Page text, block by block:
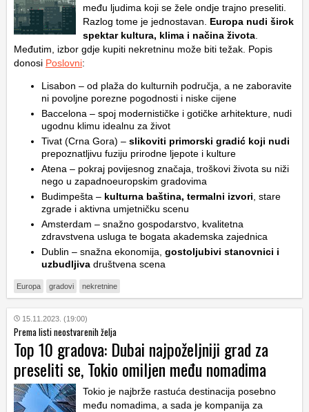
među ljudima koji se žele ondje trajno preseliti.
Razlog tome je jednostavan. Europa nudi širok
spektar kultura, klima i načina života
Međutim, izbor gdje kupiti nekretninu može biti težak. Popis
donosi Poslovni:
Lisabon – od plaža do kulturnih područja, a ne zaboravite
ni povoljne porezne pogodnosti i niske cijene
Baccelona – spoj modernističke i gotičke arhitekture, nudi
ugodnu klimu idealnu za život
Tivat (Crna Gora) – slikoviti primorski gradić koji nudi
prepoznatljivu fuziju prirodne ljepote i kulture
Atena – pokraj povijesnog značaja, troškovi života su niži
nego u zapadnoeuropskim gradovima
Budimpešta – kulturna baština, termalni izvori , stare
zgrade i aktivna umjetničku scenu
Amsterdam – snažno gospodarstvo, kvalitetna
zdravstvena usluga te bogata akademska zajednica
Dublin – snažna ekonomija, gostoljubivi stanovnici i
uzbudljiva društvena scena
Europa gradovi nekretnine
15.11.2023. (19:00)
Prema listi neostvarenih želja
Top 10 gradova: Dubai najpoželjniji grad za
preseliti se, Tokio omiljen među nomadima
Tokio je najbrže rastuća destinacija posebno
među nomadima, a sada je kompanija za